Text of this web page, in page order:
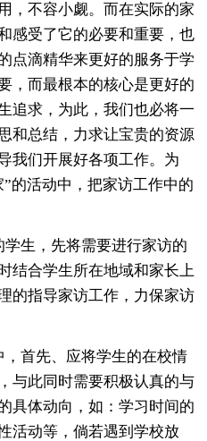
，不容小觑。而在实际的家
感受了它的必要和重要，也
点滴精华来更好的服务于学
，而最根本的核心是更好的
追求，为此，我们也必将一
和总结，力求让宝贵的资源
我们开展好各项工作。为
的活动中，把家访工作中的
生，先将需要进行家访的
结合学生所在地域和家长上
的指导家访工作，力保家访
首先、应将学生的在校情
与此同时需要积极认真的与
具体动向，如：学习时间的
活动等，倘若遇到学校放